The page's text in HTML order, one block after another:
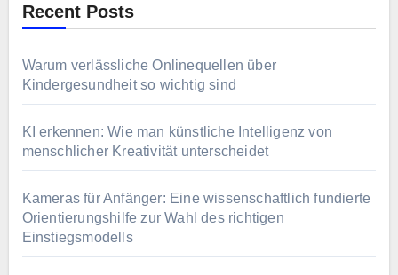
Recent Posts
Warum verlässliche Onlinequellen über
Kindergesundheit so wichtig sind
KI erkennen: Wie man künstliche Intelligenz von
menschlicher Kreativität unterscheidet
Kameras für Anfänger: Eine wissenschaftlich fundierte
Orientierungshilfe zur Wahl des richtigen
Einstiegsmodells